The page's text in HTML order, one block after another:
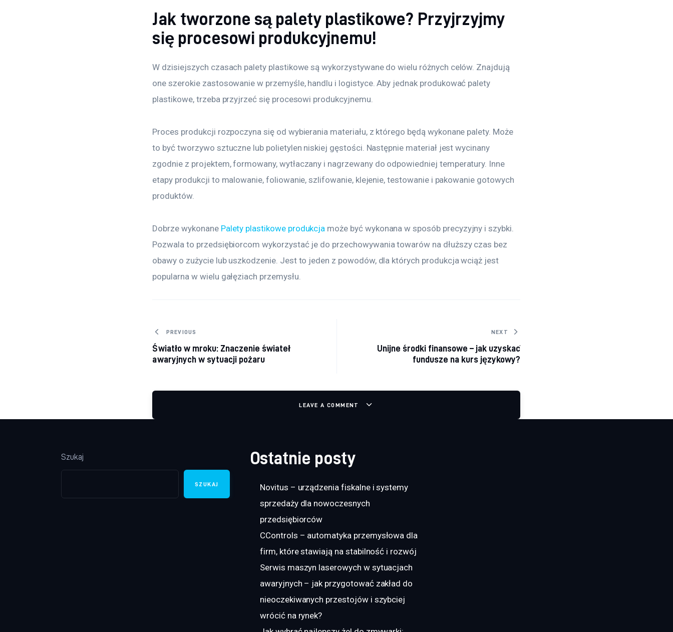
Jak tworzone są palety plastikowe? Przyjrzyjmy
się procesowi produkcyjnemu!
W dzisiejszych czasach palety plastikowe są wykorzystywane do wielu różnych celów. Znajdują
one szerokie zastosowanie w przemyśle, handlu i logistyce. Aby jednak produkować palety
plastikowe, trzeba przyjrzeć się procesowi produkcyjnemu.
Proces produkcji rozpoczyna się od wybierania materiału, z którego będą wykonane palety. Może
to być tworzywo sztuczne lub polietylen niskiej gęstości. Następnie materiał jest wycinany
zgodnie z projektem, formowany, wytłaczany i nagrzewany do odpowiedniej temperatury. Inne
etapy produkcji to malowanie, foliowanie, szlifowanie, klejenie, testowanie i pakowanie gotowych
produktów.
Dobrze wykonane Palety plastikowe produkcja może być wykonana w sposób precyzyjny i szybki.
Pozwala to przedsiębiorcom wykorzystać je do przechowywania towarów na dłuższy czas bez
obawy o zużycie lub uszkodzenie. Jest to jeden z powodów, dla których produkcja wciąż jest
popularna w wielu gałęziach przemysłu.
Nawigacja wpisu
PREVIOUS
Światło w mroku: Znaczenie świateł
awaryjnych w sytuacji pożaru
NEXT
Unijne środki finansowe – jak uzyskać
fundusze na kurs językowy?
LEAVE A COMMENT
Szukaj
SZUKAJ
Ostatnie posty
Novitus – urządzenia fiskalne i systemy
sprzedaży dla nowoczesnych
przedsiębiorców
CControls – automatyka przemysłowa dla
firm, które stawiają na stabilność i rozwój
Serwis maszyn laserowych w sytuacjach
awaryjnych – jak przygotować zakład do
nieoczekiwanych przestojów i szybciej
wrócić na rynek?